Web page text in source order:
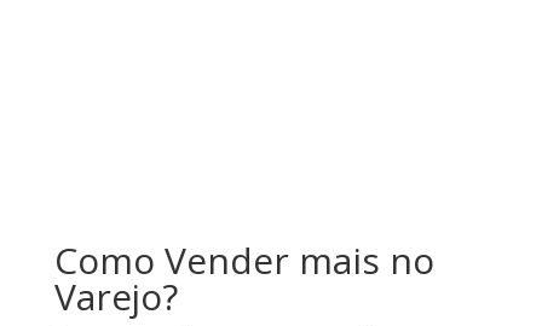
Como Vender mais no
Varejo?